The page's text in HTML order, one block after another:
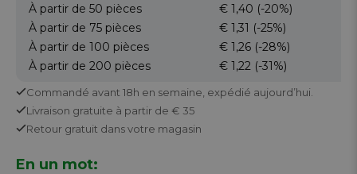
À partir de 50 pièces € 1,40 (-20%)
À partir de 75 pièces € 1,31 (-25%)
À partir de 100 pièces € 1,26 (-28%)
À partir de 200 pièces € 1,22 (-31%)
Commandé avant 18h en semaine, expédié aujourd’hui.
Livraison gratuite à partir de € 35
Retour gratuit dans votre magasin
En un mot: